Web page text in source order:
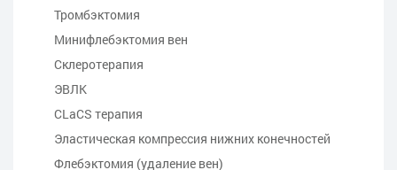
Тромбэктомия
Минифлебэктомия вен
Склеротерапия
ЭВЛК
CLaCS терапия
Эластическая компрессия нижних конечностей
Флебэктомия (удаление вен)